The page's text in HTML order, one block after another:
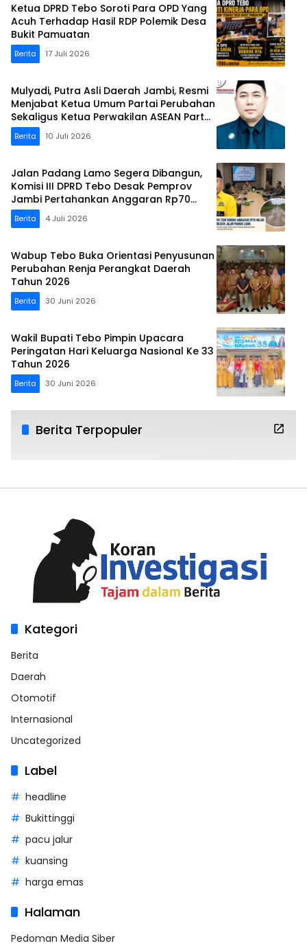
Ketua DPRD Tebo Soroti Para OPD Yang
Acuh Terhadap Hasil RDP Polemik Desa
Bukit Pamuatan
Berita 17 Juli 2026
Mulyadi, Putra Asli Daerah Jambi, Resmi
Menjabat Ketua Umum Partai Perubahan
Sekaligus Ketua Perwakilan ASEAN Partai
Perubahan di Malaysia
Berita 10 Juli 2026
Jalan Padang Lamo Segera Dibangun,
Komisi III DPRD Tebo Desak Pemprov
Jambi Pertahankan Anggaran Rp70
Miliar
Berita 4 Juli 2026
Wabup Tebo Buka Orientasi Penyusunan
Perubahan Renja Perangkat Daerah
Tahun 2026
Berita 30 Juni 2026
Wakil Bupati Tebo Pimpin Upacara
Peringatan Hari Keluarga Nasional Ke 33
Tahun 2026
Berita 30 Juni 2026
Berita Terpopuler
Kategori
Berita
Daerah
Otomotif
Internasional
Uncategorized
Label
headline
Bukittinggi
pacu jalur
kuansing
harga emas
Halaman
Pedoman Media Siber